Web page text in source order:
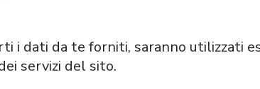
i dati da te forniti, saranno utilizzati
servizi del sito.